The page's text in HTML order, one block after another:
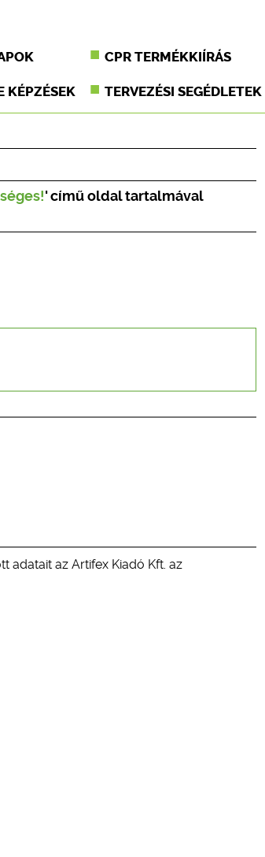
CPR TERMÉKKIÍRÁS
KÉPZÉSEK TERVEZÉSI SEGÉDLETEK
' című oldal tartalmával
adatait az Artifex Kiadó Kft. az